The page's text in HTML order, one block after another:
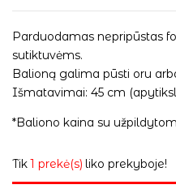
Parduodamas nepripūstas
sutiktuvėms.
Balioną galima pūsti oru
Išmatavimai: 45 cm
*Baliono kaina su
Tik1 prekė(s) liko prekyboje!